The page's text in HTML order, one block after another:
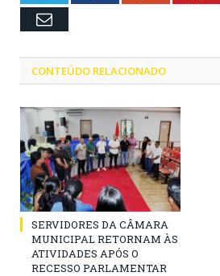
Email
CONTEÚDO RELACIONADO
SERVIDORES DA CÂMARA
MUNICIPAL RETORNAM ÀS
ATIVIDADES APÓS O
RECESSO PARLAMENTAR